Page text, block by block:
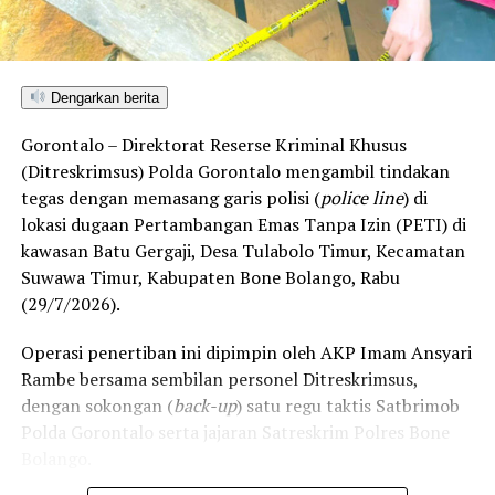
Penolakan masif yang konsisten disuarakan warga
kerusakan lingkungan. Kehadiran industri ekstraktif di
berpotensi merusak ekosistem pesisir serta perairan
Teluk Tomini, menghancurkan daerah resapan air, dan
mengancam ruang hidup nelayan serta petani lokal.
Rencana konsultasi publik PT CBM diprediksi bakal
mendapat perlawanan ketat dari koalisi masyarakat sipil
dan warga lintas desa yang bersiap menghadang
kelestarian ruang hidup mereka.
Dengarkan berita
Gorontalo – Direktorat Reserse Kriminal Khusus
(Ditreskrimsus) Polda Gorontalo mengambil tindakan
tegas dengan memasang garis polisi (police line) di
lokasi dugaan Pertambangan Emas Tanpa Izin (PETI) di
kawasan Batu Gergaji, Desa Tulabolo Timur, Kecamatan
Suwawa Timur, Kabupaten Bone Bolango, Rabu
(29/7/2026).
Operasi penertiban ini dipimpin oleh AKP Imam Ansyari
Rambe bersama sembilan personel Ditreskrimsus,
dengan sokongan (back-up) satu regu taktis Satbrimob
Polda Gorontalo serta jajaran Satreskrim Polres Bone